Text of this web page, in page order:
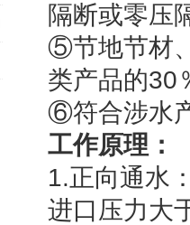
隔断或零压
⑤节地节材
类产品的30
⑥符合涉水
工作原理：
1.正向通水
进口压力大